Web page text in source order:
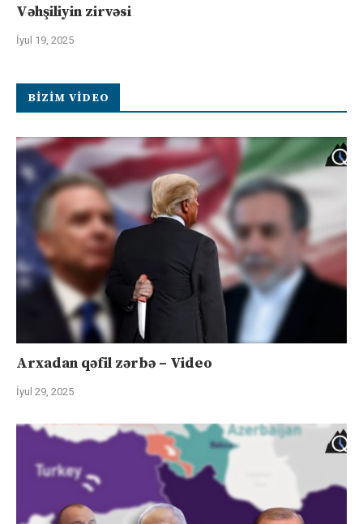
Vəhşiliyin zirvəsi
İyul 19, 2025
BIZIM VIDEO
Arxadan qəfil zərbə – Video
İyul 29, 2025